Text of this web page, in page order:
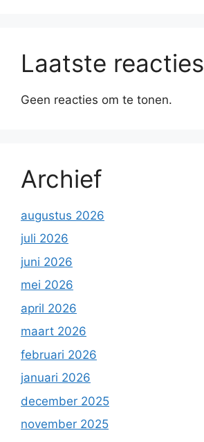
Laatste reacties
Geen reacties om te tonen.
Archief
augustus 2026
juli 2026
juni 2026
mei 2026
april 2026
maart 2026
februari 2026
januari 2026
december 2025
november 2025